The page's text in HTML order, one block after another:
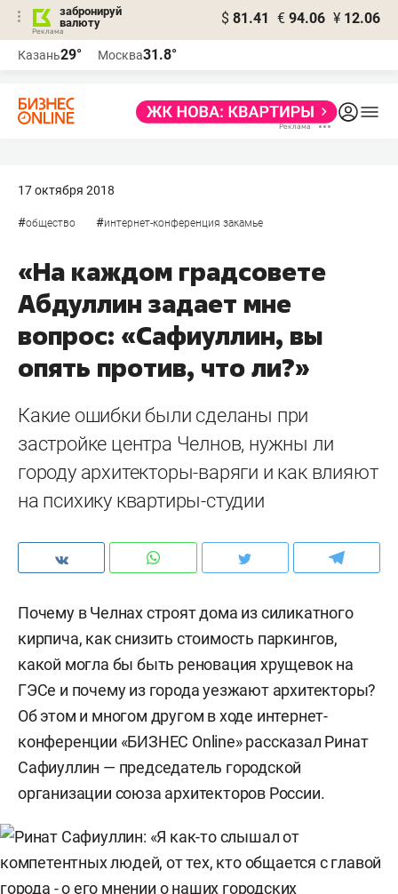
забронируй
валюту
$ 81.41 € 94.06 ¥ 12.06
Казань29° Москва31.8°
17 октября 2018
#общество #интернет-конференция закамье
«На каждом градсовете
Абдуллин задает мне
вопрос: «Сафиуллин, вы
опять против, что ли?»
Какие ошибки были сделаны при
застройке центра Челнов, нужны ли
городу архитекторы-варяги и как влияют
на психику квартиры-студии
Почему в Челнах строят дома из силикатного
кирпича, как снизить стоимость паркингов,
какой могла бы быть реновация хрущевок на
ГЭСе и почему из города уезжают архитекторы?
Об этом и многом другом в ходе интернет-
конференции «БИЗНЕС Online» рассказал Ринат
Сафиуллин — председатель городской
организации союза архитекторов России.